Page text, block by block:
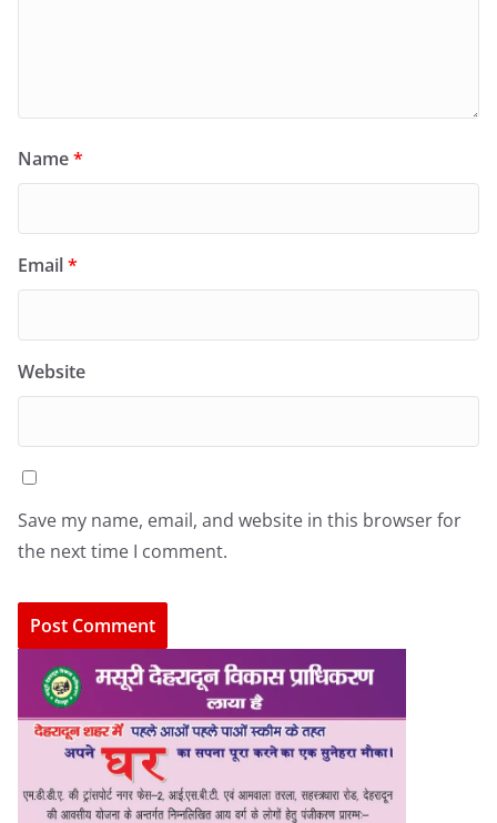
Name*
Email*
Website
Save my name, email, and website in this browser for
the next time I comment.